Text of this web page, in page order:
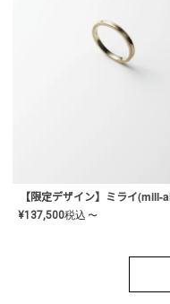
¥137,500税込 〜